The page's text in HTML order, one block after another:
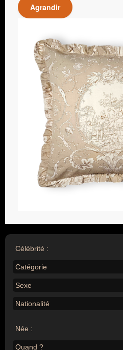
Agrandir
Célébrité :
Catégorie
Sexe
Nationalité
Née :
Quand ?